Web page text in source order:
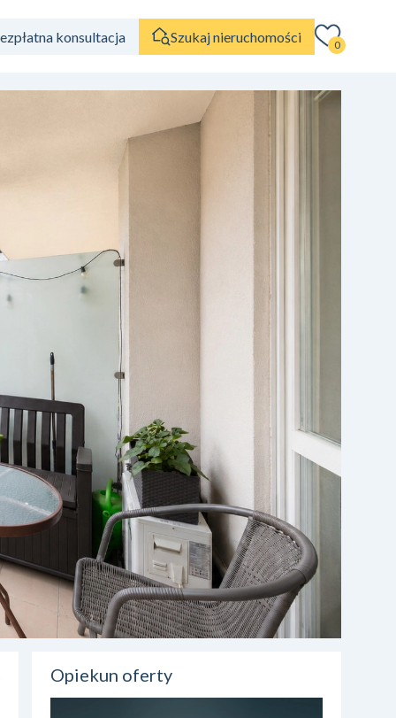
konsultacja Szukaj nieruchomości 0
Opiekun oferty